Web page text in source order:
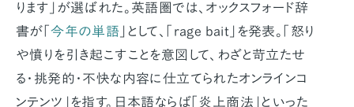
ります」が選ばれた。英語圏では、オックスフォード辞
書が「今年の単語 」として、「rage bait」を発表。「怒り
や憤りを引き起こすことを意図して、わざと苛立たせ
る・挑発的・不快な内容に仕立てられたオンラインコ
ンテンツ」を指す。日本語ならば「炎上商法」といった